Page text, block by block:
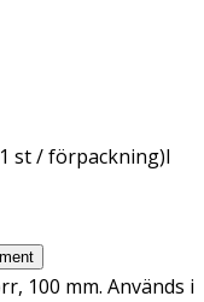
1 st / förpackning)I
100 mm. Används i